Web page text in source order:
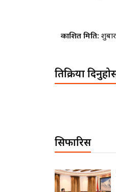
प्रकाशित मिति:
प्रतिक्रिया
सिफारिस